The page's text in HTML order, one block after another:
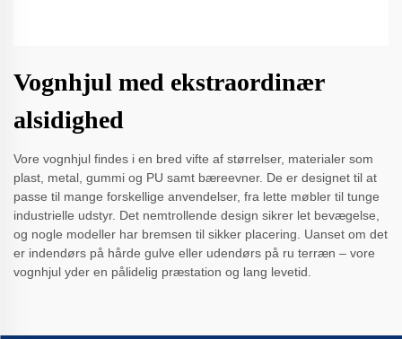
Vognhjul med ekstraordinær
alsidighed
Vore vognhjul findes i en bred vifte af størrelser, materialer som
plast, metal, gummi og PU samt bæreevner. De er designet til at
passe til mange forskellige anvendelser, fra lette møbler til tunge
industrielle udstyr. Det nemtrollende design sikrer let bevægelse,
og nogle modeller har bremsen til sikker placering. Uanset om det
er indendørs på hårde gulve eller udendørs på ru terræn – vore
vognhjul yder en pålidelig præstation og lang levetid.